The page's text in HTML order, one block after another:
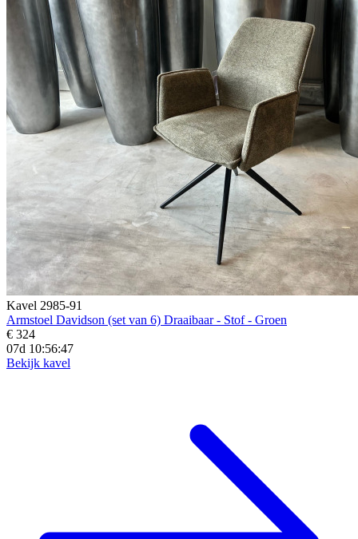
Kavel 2985-91
Armstoel Davidson (set van 6) Draaibaar - Stof - Groen
€ 324
07d 10:56:45
Bekijk kavel